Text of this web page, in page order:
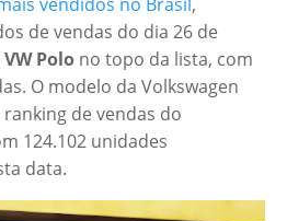
de vendas do dia 26 de
VW Polo no topo da lista, com
O modelo da Volkswagen
de vendas do
124.102 unidades
data.